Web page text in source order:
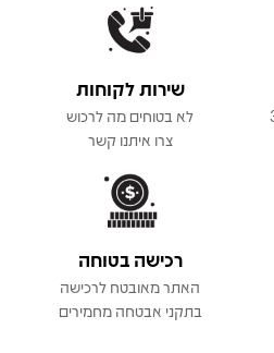
שירות לקוחות
לא בטוחים מה לרכוש
צרו איתנו קשר
רכישה בטוחה
האתר מאובטח לרכישה
בתקני אבטחה מחמירים